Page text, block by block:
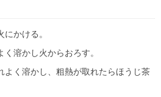
かける。
溶かし火からおろす。
く溶かし、粗熱が取れたらほうじ茶